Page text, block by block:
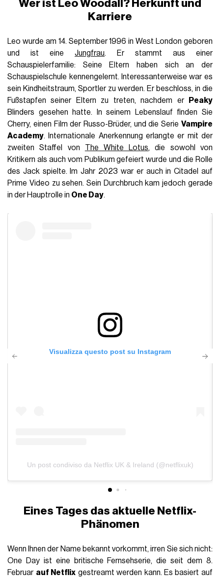
Wer ist Leo Woodall? Herkunft und
Karriere
Leo wurde am 14. September 1996 in West London geboren
und ist eineJungfrau. Er stammt aus einer
Schauspielerfamilie: Seine Eltern haben sich an der
Schauspielschule kennengelernt. Interessanterweise war es
sein Kindheitstraum, Sportler zu werden. Er beschloss, in die
Fußstapfen seiner Eltern zu treten, nachdem er
Peaky
Blinders gesehen hatte. In seinem Lebenslauf finden Sie
Cherry, einen Film der Russo-Brüder, und die Serie Vampire
Academy. Internationale Anerkennung erlangte er mit der
zweiten Staffel von The White Lotus, die sowohl von
Kritikern als auch vom Publikum gefeiert wurde und die Rolle
des Jack spielte. Im Jahr 2023 war er auch in Citadel auf
Prime Video zu sehen. Sein Durchbruch kam jedoch gerade
in der Hauptrolle in One Day.
Visualizza questo post su Instagram
Un post condiviso da Netflix UK & Ireland (@netflixuk)
Eines Tages das aktuelle Netflix-
Phänomen
Wenn Ihnen der Name bekannt vorkommt, irren Sie sich nicht:
One Day ist eine britische Fernsehserie, die seit dem 8.
Februar auf Netflix gestreamt werden kann. Es basiert auf